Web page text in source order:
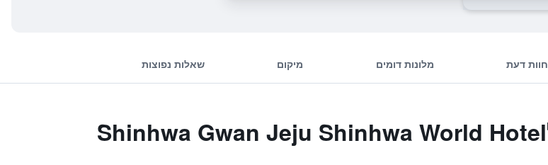
חוות דעת מלונות דומים מיקום שאלות נפוצות
המבצעים הטובים ביותר לShinhwa Gwan Jeju Shinhwa World Hotel